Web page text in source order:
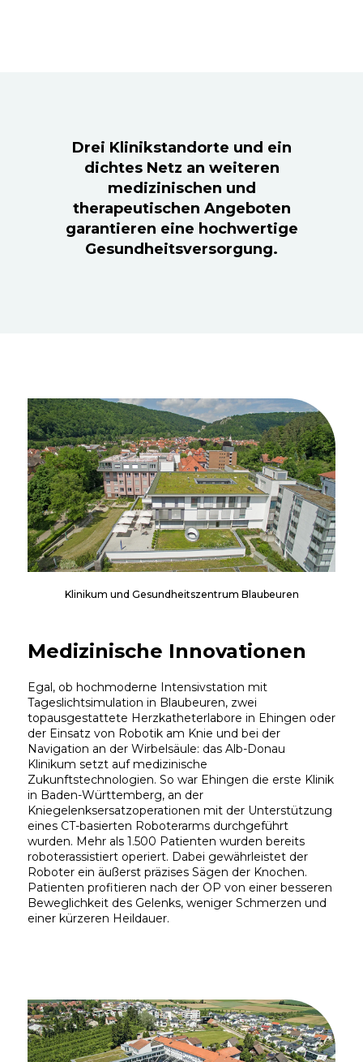
Drei Klinikstandorte und ein
dichtes Netz an weiteren
medizinischen und
therapeutischen Angeboten
garantieren eine hochwertige
Gesundheitsversorgung.
Medizinische Innovationen
Egal, ob hochmoderne Intensivstation mit
Tageslichtsimulation in Blaubeuren, zwei
topausgestattete Herzkatheterlabore in Ehingen oder
der Einsatz von Robotik am Knie und bei der
Navigation an der Wirbelsäule: das Alb-Donau
Klinikum setzt auf medizinische
Zukunftstechnologien. So war Ehingen die erste Klinik
in Baden-Württemberg, an der
Kniegelenksersatzoperationen mit der Unterstützung
eines CT-basierten Roboterarms durchgeführt
wurden. Mehr als 1.500 Patienten wurden bereits
roboterassistiert operiert. Dabei gewährleistet der
Roboter ein äußerst präzises Sägen der Knochen.
Patienten profitieren nach der OP von einer besseren
Beweglichkeit des Gelenks, weniger Schmerzen und
einer kürzeren Heildauer.
Klinikum und Gesundheitszentrum Blaubeuren